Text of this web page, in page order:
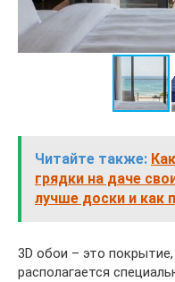
Читайте также:
грядки на даче
лучше доски и как
3D обои – это
располагается